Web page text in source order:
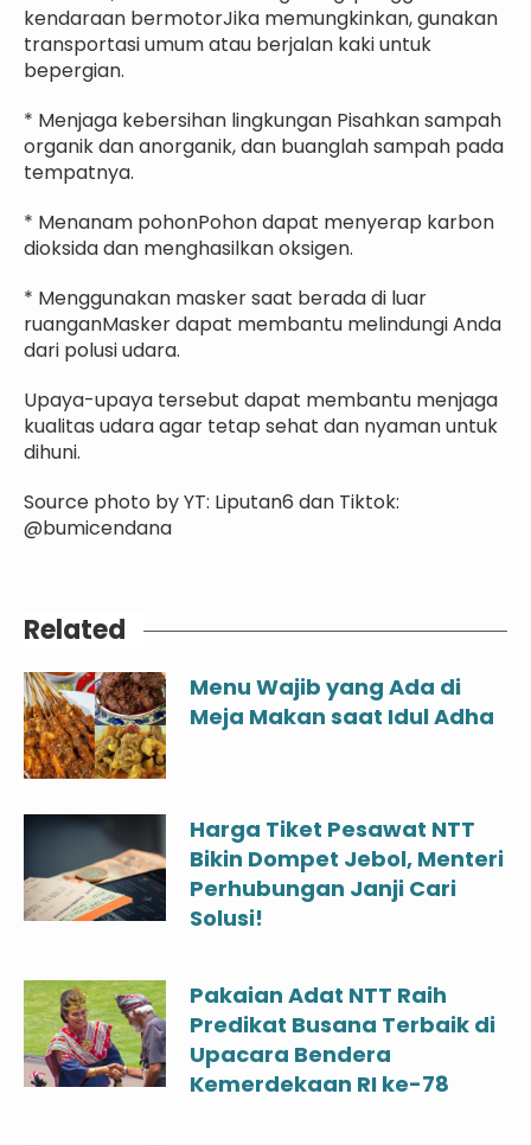
kendaraan bermotorJika memungkinkan, gunakan
transportasi umum atau berjalan kaki untuk
bepergian.
* Menjaga kebersihan lingkungan Pisahkan sampah
organik dan anorganik, dan buanglah sampah pada
tempatnya.
* Menanam pohonPohon dapat menyerap karbon
dioksida dan menghasilkan oksigen.
* Menggunakan masker saat berada di luar
ruanganMasker dapat membantu melindungi Anda
dari polusi udara.
Upaya-upaya tersebut dapat membantu menjaga
kualitas udara agar tetap sehat dan nyaman untuk
dihuni.
Source photo by YT: Liputan6 dan Tiktok:
@bumicendana
Related
Menu Wajib yang Ada di
Meja Makan saat Idul Adha
Harga Tiket Pesawat NTT
Bikin Dompet Jebol, Menteri
Perhubungan Janji Cari
Solusi!
Pakaian Adat NTT Raih
Predikat Busana Terbaik di
Upacara Bendera
Kemerdekaan RI ke-78